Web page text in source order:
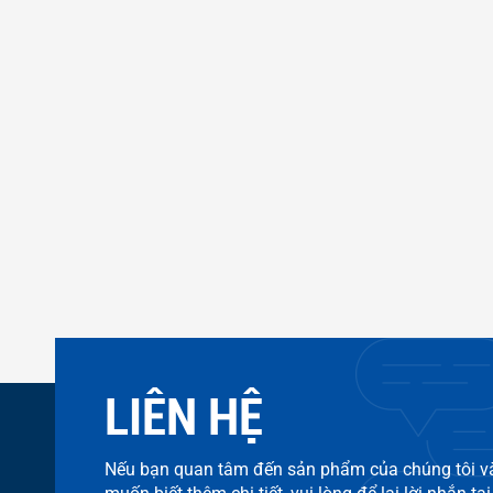
LIÊN HỆ
Nếu bạn quan tâm đến sản phẩm của chúng tôi